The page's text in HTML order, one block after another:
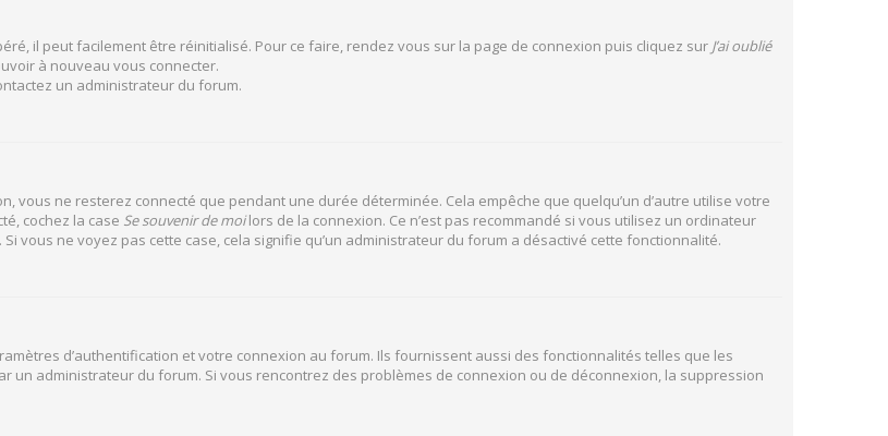
il peut facilement être réinitialisé. Pour ce faire, rendez vous sur la page de connexion puis cliquez sur J’ai oublié
à nouveau vous connecter.
un administrateur du forum.
vous ne resterez connecté que pendant une durée déterminée. Cela empêche que quelqu’un d’autre utilise votre
cochez la case Se souvenir de moilors de la connexion. Ce n’est pas recommandé si vous utilisez un ordinateur
vous ne voyez pas cette case, cela signifie qu’un administrateur du forum a désactivé cette fonctionnalité.
d’authentification et votre connexion au forum. Ils fournissent aussi des fonctionnalités telles que les
un administrateur du forum. Si vous rencontrez des problèmes de connexion ou de déconnexion, la suppression